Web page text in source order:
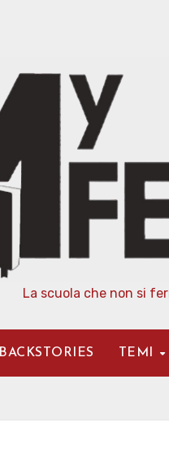
La scuola che non si
TEMI